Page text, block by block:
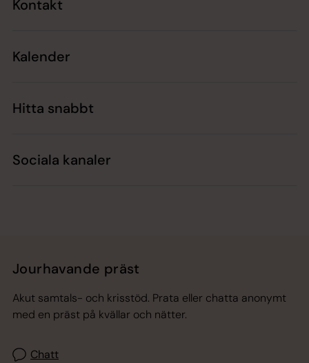
Kontakt
Kalender
Hitta snabbt
Sociala kanaler
Jourhavande präst
Akut samtals- och krisstöd. Prata eller chatta anonymt
med en präst på kvällar och nätter.
Chatt